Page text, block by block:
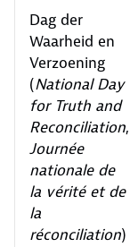
Dag der
Waarheid en
Verzoening
(National Day
for Truth and
Reconciliation,
Journée
nationale de
la vérité et de
la
réconciliation)